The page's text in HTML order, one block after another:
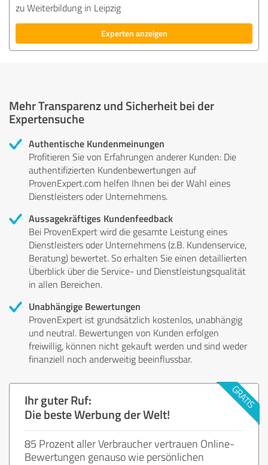
zu Weiterbildung in Leipzig
Experten anzeigen
Mehr Transparenz und Sicherheit bei der
Expertensuche
Authentische Kundenmeinungen
Profitieren Sie von Erfahrungen anderer Kunden: Die
authentifizierten Kundenbewertungen auf
ProvenExpert.com helfen Ihnen bei der Wahl eines
Dienstleisters oder Unternehmens.
Aussagekräftiges Kundenfeedback
Bei ProvenExpert wird die gesamte Leistung eines
Dienstleisters oder Unternehmens (z.B. Kundenservice,
Beratung) bewertet. So erhalten Sie einen detaillierten
Überblick über die Service- und Dienstleistungsqualität
in allen Bereichen.
Unabhängige Bewertungen
ProvenExpert ist grundsätzlich kostenlos, unabhängig
und neutral. Bewertungen von Kunden erfolgen
freiwillig, können nicht gekauft werden und sind weder
finanziell noch anderweitig beeinflussbar.
Ihr guter Ruf:
Die beste Werbung der Welt!
85 Prozent aller Verbraucher vertrauen Online-
Bewertungen genauso wie persönlichen